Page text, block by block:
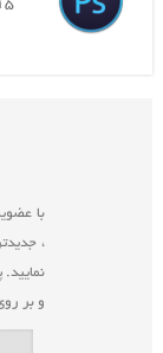
با
،
و بر